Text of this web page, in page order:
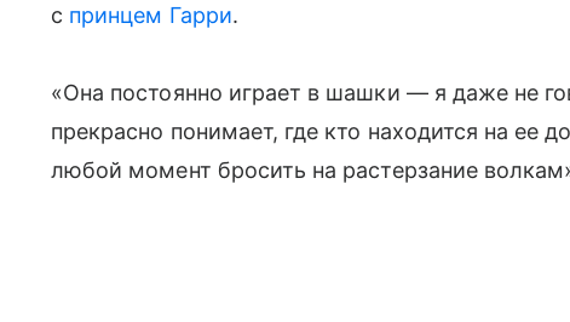
с принцем Гарри.
«Она постоянно играет в шашки — я даже не
прекрасно понимает, где кто находится на ее
любой момент бросить на растерзание